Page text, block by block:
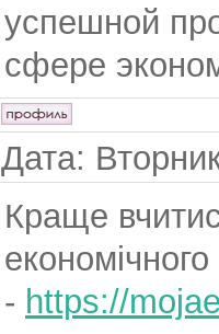
успешной
сфере
Дата:
Краще
- https://